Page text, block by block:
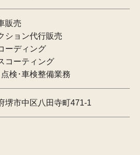
販売
ション代行販売
ーディング
コーティング
検･車検整備業務
堺市中区八田寺町471-1